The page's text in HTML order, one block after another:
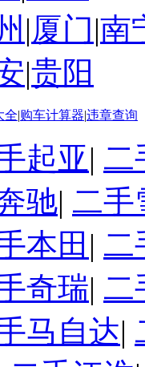
|厦门|南
|贵阳
全|购车计算器|违章查询
起亚| 二
驰| 二手
本田 | 二
奇瑞| 二
马自达|